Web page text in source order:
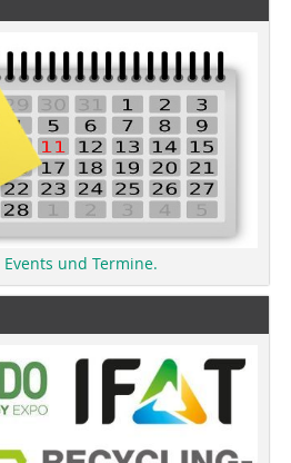
und Termine.